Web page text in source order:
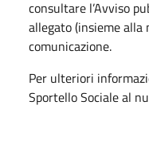
consultare l’Avviso
allegato (insieme alla
comunicazione.
Per ulteriori
Sportello Sociale al